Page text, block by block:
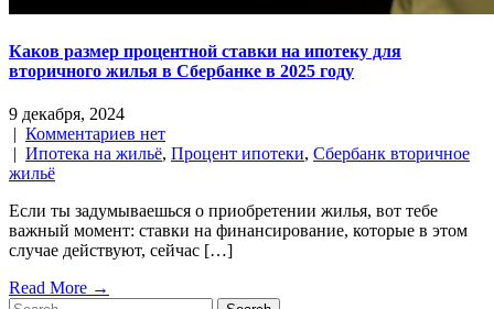
Каков размер процентной ставки на ипотеку для
вторичного жилья в Сбербанке в 2025 году
9 декабря, 2024
| Комментариев нет
| Ипотека на жильё, Процент ипотеки, Сбербанк вторичное
жильё
Если ты задумываешься о приобретении жилья, вот тебе
важный момент: ставки на финансирование, которые в этом
случае действуют, сейчас […]
Read More →